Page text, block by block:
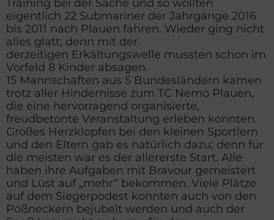
Training bei der Sache und so wollten
eigentlich 22 Submariner der Jahrgänge 2016
bis 2011 nach Plauen fahren. Wieder ging nicht
alles glatt; denn mit der
derzeitigen Erkältungswelle mussten schon im
Vorfeld 8 Kinder absagen.
15 Mannschaften aus 5 Bundesländern kamen
trotz aller Hindernisse zum TC Nemo Plauen,
die eine hervorragend organisierte,
freudbetonte Veranstaltung erleben konnten.
Großes Herzklopfen bei den kleinen Sportlern
und den Eltern gab es natürlich dazu; denn für
die meisten war es der allererste Start. Alle
haben ihre Aufgaben mit Bravour gemeistert
und Lust auf „mehr“ bekommen. Viele Plätze
auf dem Siegerpodest konnten auch von den
Pößneckern bejubelt werden und auch der